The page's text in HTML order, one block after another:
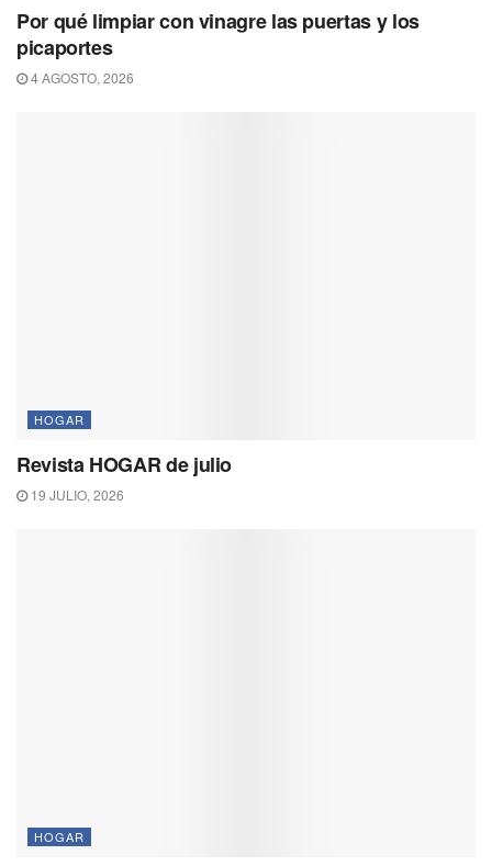
Por qué limpiar con vinagre las puertas y los
picaportes
4 AGOSTO, 2026
HOGAR
Revista HOGAR de julio
19 JULIO, 2026
HOGAR